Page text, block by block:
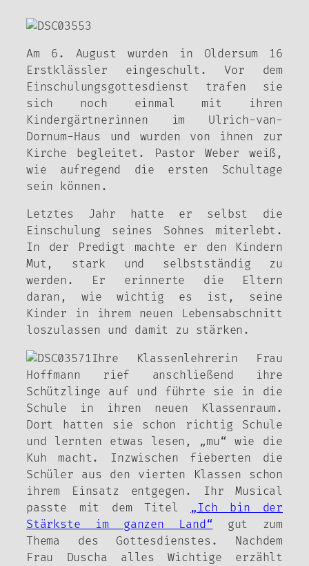
Am 6. August wurden in Oldersum 16
Erstklässler eingeschult. Vor dem
Einschulungsgottesdienst trafen sie
sich noch einmal mit ihren
Kindergärtnerinnen im Ulrich-van-
Dornum-Haus und wurden von ihnen zur
Kirche begleitet. Pastor Weber weiß,
wie aufregend die ersten Schultage
sein können.
Letztes Jahr hatte er selbst die
Einschulung seines Sohnes miterlebt.
In der Predigt machte er den Kindern
Mut, stark und selbstständig zu
werden. Er erinnerte die Eltern
daran, wie wichtig es ist, seine
Kinder in ihrem neuen Lebensabschnitt
loszulassen und damit zu stärken.
Ihre Klassenlehrerin Frau
Hoffmann rief anschließend ihre
Schützlinge auf und führte sie in die
Schule in ihren neuen Klassenraum.
Dort hatten sie schon richtig Schule
und lernten etwas lesen, „mu“ wie die
Kuh macht. Inzwischen fieberten die
Schüler aus den vierten Klassen schon
ihrem Einsatz entgegen. Ihr Musical
passte mit dem Titel „Ich bin der
Stärkste im ganzen Land“ gut zum
Thema des Gottesdienstes. Nachdem
Frau Duscha alles Wichtige erzählt